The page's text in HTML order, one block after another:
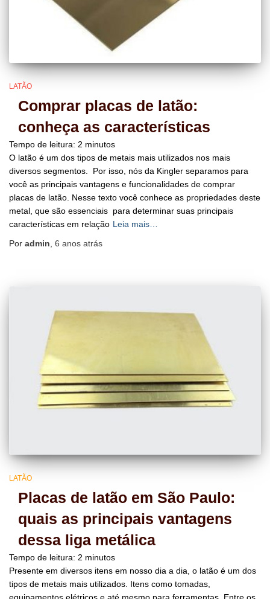
LATÃO
Comprar placas de latão:
conheça as características
Tempo de leitura: 2 minutos
O latão é um dos tipos de metais mais utilizados nos mais
diversos segmentos. Por isso, nós da Kingler separamos para
você as principais vantagens e funcionalidades de comprar
placas de latão. Nesse texto você conhece as propriedades deste
metal, que são essenciais para determinar suas principais
características em relação Leia mais…
Por admin, 6 anos atrás
LATÃO
Placas de latão em São Paulo:
quais as principais vantagens
dessa liga metálica
Tempo de leitura: 2 minutos
Presente em diversos itens em nosso dia a dia, o latão é um dos
tipos de metais mais utilizados. Itens como tomadas,